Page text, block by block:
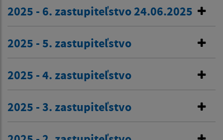
2025 - 6. zastupiteľstvo 24.06.2025
2025 - 5. zastupiteľstvo
2025 - 4. zastupiteľstvo
2025 - 3. zastupiteľstvo